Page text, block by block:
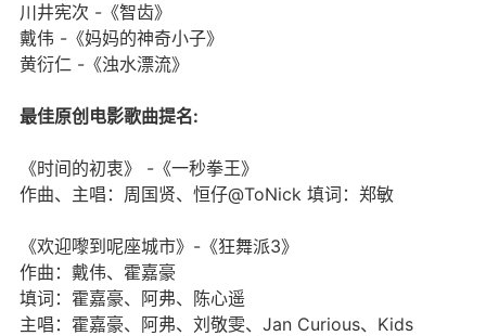
川井宪次 -《智齿》
戴伟 -《妈妈的神奇小子》
黄衍仁 -《浊水漂流》
最佳原创电影歌曲提名:
《时间的初衷》 -《一秒拳王》
作曲、主唱：周国贤、恒仔@ToNick 填词：郑敏
《欢迎嚟到呢座城市》-《狂舞派3》
作曲：戴伟、霍嘉豪
填词：霍嘉豪、阿弗、陈心遥
主唱：霍嘉豪、阿弗、刘敬雯、Jan Curious、Kids